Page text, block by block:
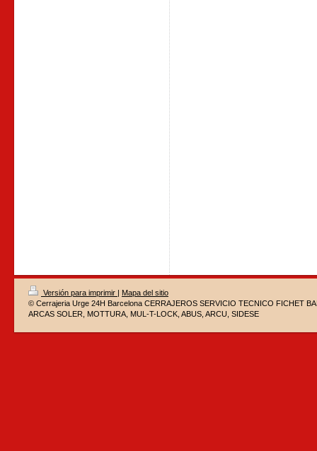
Versión para imprimir | Mapa del sitio
© Cerrajeria Urge 24H Barcelona CERRAJEROS SERVICIO TECNICO FICHET
ARCAS SOLER, MOTTURA, MUL-T-LOCK, ABUS, ARCU, SIDESE